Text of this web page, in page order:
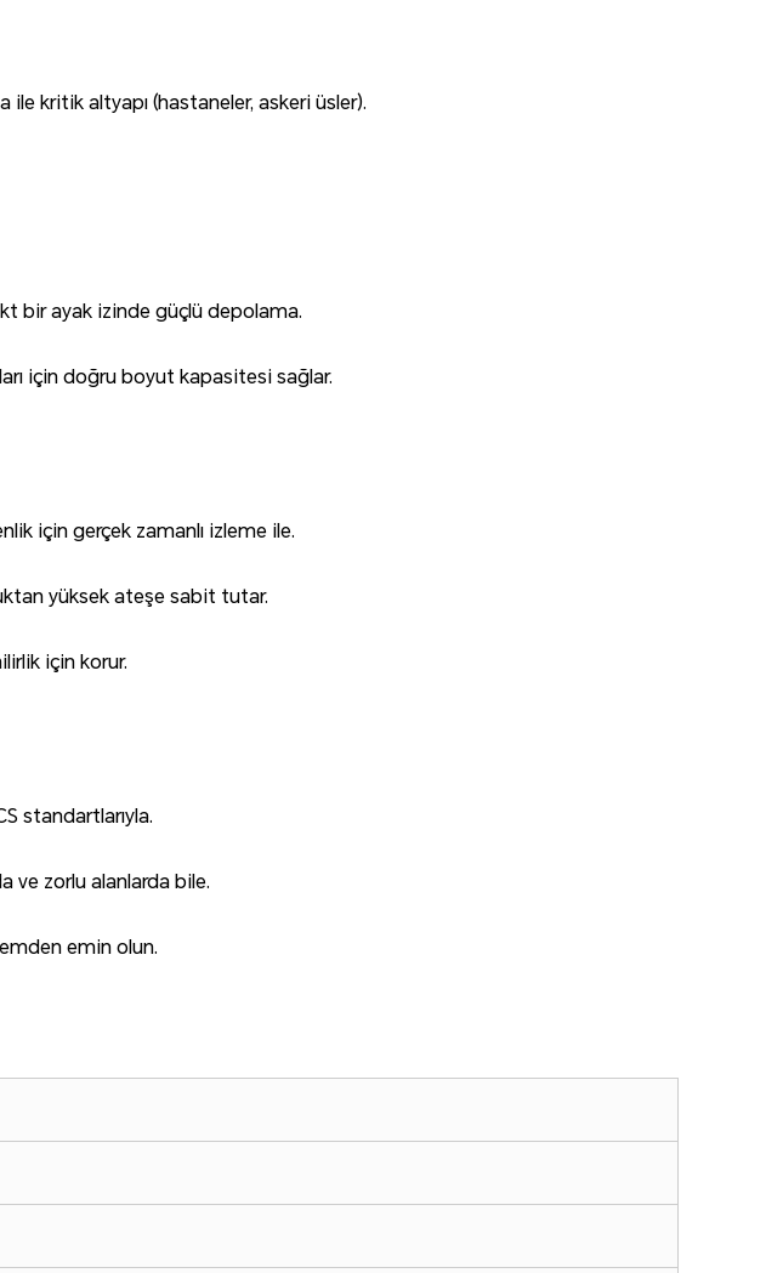
ile kritik altyapı (hastaneler, askeri üsler).
bir ayak izinde güçlü depolama.
için doğru boyut kapasitesi sağlar.
için gerçek zamanlı izleme ile.
yüksek ateşe sabit tutar.
için korur.
standartlarıyla.
ve zorlu alanlarda bile.
emin olun.